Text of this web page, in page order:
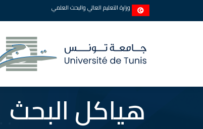
وزارة التعليم العالي والبحث العلمي
هياكل البحث